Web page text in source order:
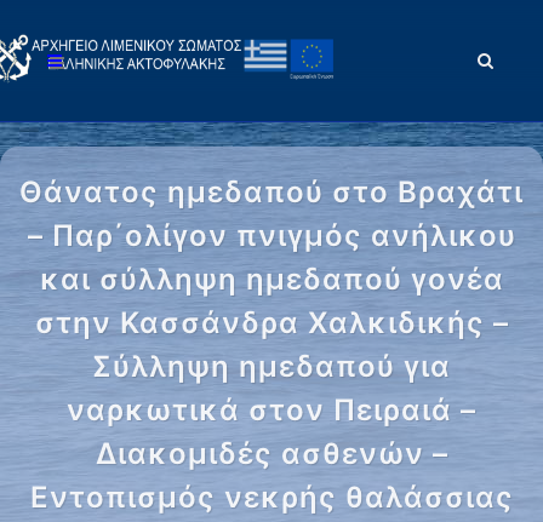
Θάνατος ημεδαπού στο Βραχάτι
– Παρ΄ολίγον πνιγμός ανήλικου
και σύλληψη ημεδαπού γονέα
στην Κασσάνδρα Χαλκιδικής –
Σύλληψη ημεδαπού για
ναρκωτικά στον Πειραιά –
Διακομιδές ασθενών –
Εντοπισμός νεκρής θαλάσσιας